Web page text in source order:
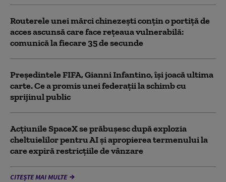
Routerele unei mărci chinezești conțin o portiță de
acces ascunsă care face rețeaua vulnerabilă:
comunică la fiecare 35 de secunde
Președintele FIFA, Gianni Infantino, îşi joacă ultima
carte. Ce a promis unei federații la schimb cu
sprijinul public
Acţiunile SpaceX se prăbuşesc după explozia
cheltuielilor pentru AI şi apropierea termenului la
care expiră restricţiile de vânzare
CITEȘTE MAI MULTE